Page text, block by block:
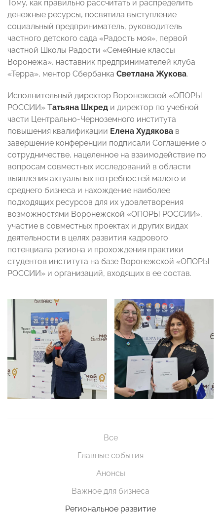
Тому, как правильно рассчитать и распределить
денежные ресурсы, посвятила выступление
социальный предприниматель, руководитель
частного детского сада «Радость моя», первой
частной Школы Радости «Семейные классы
Воронежа», наставник предпринимателей клуба
«Терра», ментор Сбербанка Светлана Жукова.
Исполнительный директор Воронежской «ОПОРЫ
РОССИИ» Татьяна Шкред и директор по учебной
части Центрально-Черноземного института
повышения квалификации Елена Худякова в
завершение конференции подписали Соглашение о
сотрудничестве, нацеленное на взаимодействие по
вопросам совместных исследований в области
выявления актуальных потребностей малого и
среднего бизнеса и нахождение наиболее
подходящих ресурсов для их удовлетворения
возможностями Воронежской «ОПОРЫ РОССИИ»,
участие в совместных проектах и других видах
деятельности в целях развития кадрового
потенциала региона и прохождения практики
студентов института на базе Воронежской «ОПОРЫ
РОССИИ» и организаций, входящих в ее состав.
Все
Главные события
Анонсы
Важное для бизнеса
Региональное развитие